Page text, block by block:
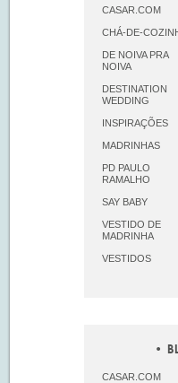
CASAR.COM
CHÁ-DE-
DE NOIVA PRA
NOIVA
DESTINATION
WEDDING
INSPIRAÇÕES
MADRINHAS
PD PAULO
RAMALHO
SAY BABY
VESTIDO DE
MADRINHA
VESTIDOS
CASAR.COM